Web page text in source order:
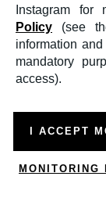
Crediti
©2025
a
Supporto
Accedi
Instagram for
Policy
(see
information
mandatory
access).
I ACCEPT
MONITORING
💬